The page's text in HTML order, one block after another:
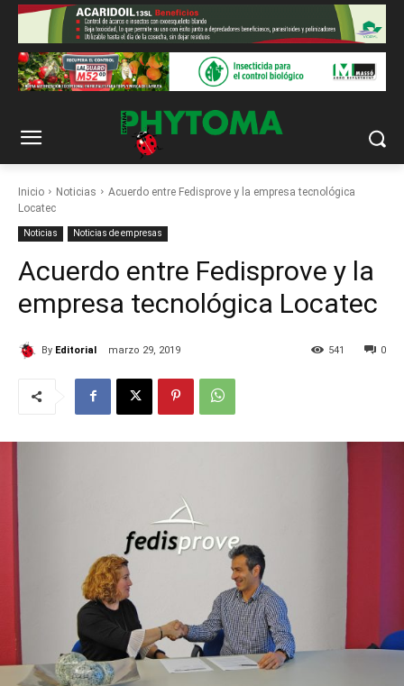
Inicio Noticias
Acuerdo entre Fedisprove y la empresa tecnológica
Locatec
Noticias Noticias de empresas
Acuerdo entre Fedisprove y la
empresa tecnológica Locatec
By Editorial marzo 29, 2019 0
541